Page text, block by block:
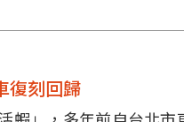
復刻回歸